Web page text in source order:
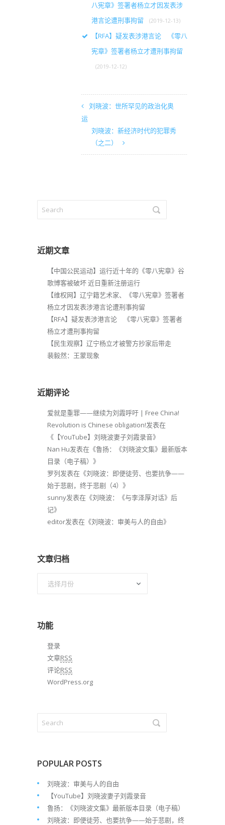
八宪章》签署者杨立才因发表涉
港言论遭刑事拘留
(2019-12-13)
【RFA】疑发表涉港言论 《零八
宪章》签署者杨立才遭刑事拘留
(2019-12-12)
刘晓波：世所罕见的政治化奥
运
刘晓波：新经济时代的犯罪秀
（之二）
近期文章
【中国公民运动】运行近十年的《零八宪章》谷
歌博客被破坏 近日重新注册运行
【维权网】辽宁籍艺术家、《零八宪章》签署者
杨立才因发表涉港言论遭刑事拘留
【RFA】疑发表涉港言论 《零八宪章》签署者
杨立才遭刑事拘留
【民生观察】辽宁杨立才被警方抄家后带走
裴毅然：王蒙现象
近期评论
爱就是重罪——继续为刘霞呼吁 | Free China!
Revolution is Chinese obligation!发表在
《 【YouTube】刘晓波妻子刘霞录音》
Nan Hu发表在《鲁扬：《刘晓波文集》最新版本
目录（电子稿） 》
罗列发表在《刘晓波：即便徒劳、也要抗争——
始于悲剧，终于悲剧（4） 》
sunny发表在《刘晓波：《与李泽厚对话》后
记》
editor发表在《刘晓波：审美与人的自由》
文章归档
功能
登录
文章RSS
评论RSS
WordPress.org
POPULAR POSTS
刘晓波：审美与人的自由
【YouTube】刘晓波妻子刘霞录音
鲁扬：《刘晓波文集》最新版本目录（电子稿）
刘晓波：即便徒劳、也要抗争——始于悲剧，终